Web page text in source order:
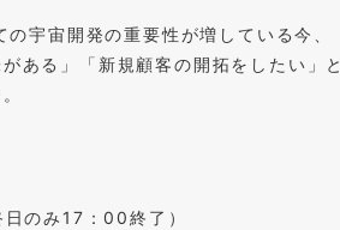
宇宙開発の重要性が増している今、
ある」「新規顧客の開拓をしたい」と
のみ17：00終了）